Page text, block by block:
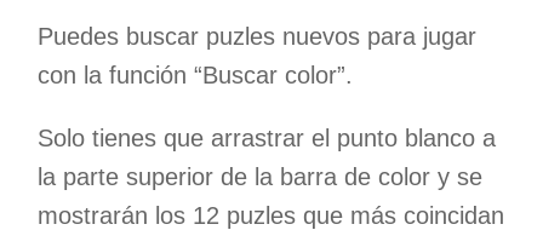
Puedes buscar puzles nuevos para jugar
con la función “Buscar color”.
Solo tienes que arrastrar el punto blanco a
la parte superior de la barra de color y se
mostrarán los 12 puzles que más coincidan